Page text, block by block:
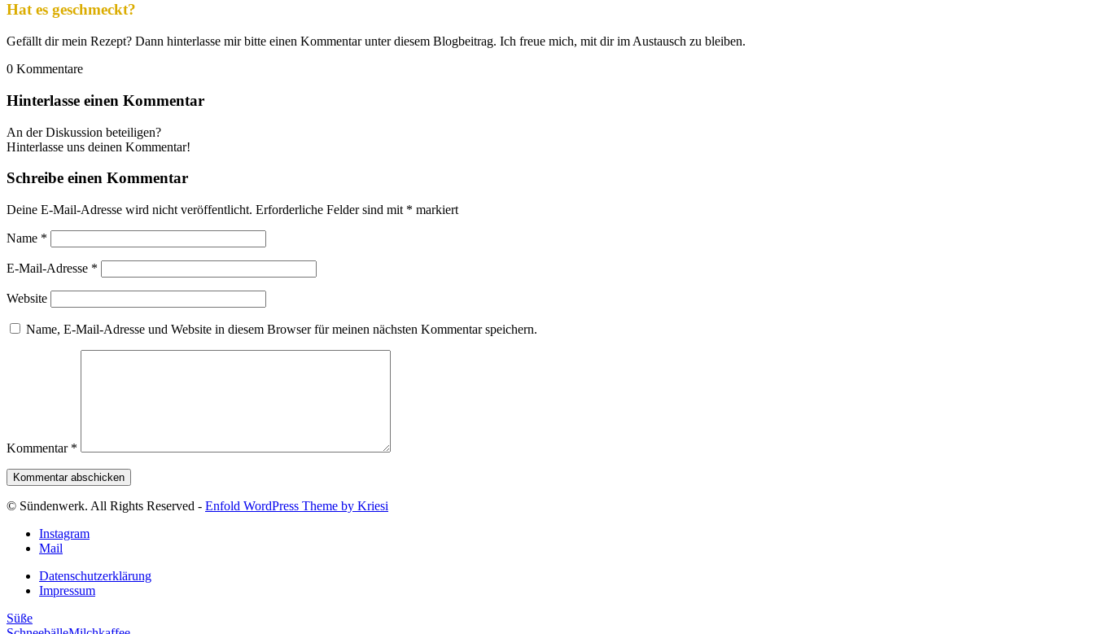
Hat es geschmeckt?
Gefällt dir mein Rezept? Dann hinterlasse mir bitte einen Kommentar unter diesem Blogbeitrag. Ich freue mich, mit dir im Austausch zu bleiben.
0 Kommentare
Hinterlasse einen Kommentar
An der Diskussion beteiligen?
Hinterlasse uns deinen Kommentar!
Schreibe einen Kommentar
Deine E-Mail-Adresse wird nicht veröffentlicht. Erforderliche Felder sind mit * markiert
Name *
E-Mail-Adresse *
Website
Name, E-Mail-Adresse und Website in diesem Browser für meinen nächsten Kommentar speichern.
Kommentar *
© Sündenwerk. All Rights Reserved - Enfold WordPress Theme by Kriesi
Instagram
Mail
Datenschutzerklärung
Impressum
Süße